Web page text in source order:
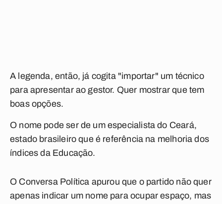
A legenda, então, já cogita "importar" um técnico
para apresentar ao gestor. Quer mostrar que tem
boas opções.
O nome pode ser de um especialista do Ceará,
estado brasileiro que é referência na melhoria dos
índices da Educação.
O Conversa Política apurou que o partido não quer
apenas indicar um nome para ocupar espaço, mas